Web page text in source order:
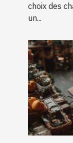
choix des
un...